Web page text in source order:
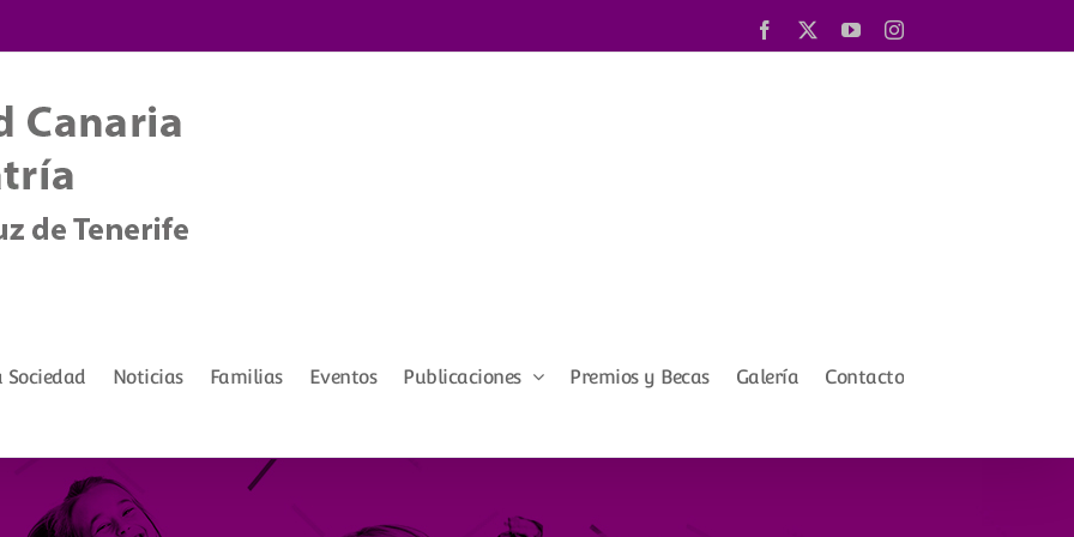
Facebook YouTubeInstagram
Sociedad Noticias Familias Eventos Publicaciones Premios y Becas Galería Contacto